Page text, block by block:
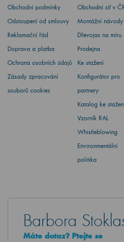
Obchodní podmínky
Odstoupení od smlouvy
Reklamační řád
Doprava a platba
Ochrana osobních údajů
Zásady zpracování
souborů cookies
Obchodní síť v
Montážní návody
Dřevojas na míru
Prodejna
Ke stažení
Konfigurátor pro
partnery
Katalog ke
Vzorník RAL
Whistleblowing
Environmentální
politika
Barbora
Máte dotaz? Ptejte se